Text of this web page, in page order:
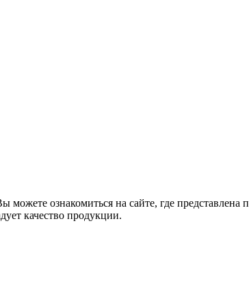
ознакомиться на сайте, где
качество продукции.